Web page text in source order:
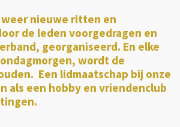
weer nieuwe ritten en
de leden voorgedragen en
georganiseerd. En elke
wordt de
Een lidmaatschap bij onze
als een hobby en vriendenclub
.